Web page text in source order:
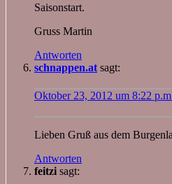
Saisonstart.
Gruss Martin
Antworten
schnappen.at sagt:
Oktober 23, 2012 um 8:22
Lieben Gruß aus dem
Antworten
feitzi sagt: